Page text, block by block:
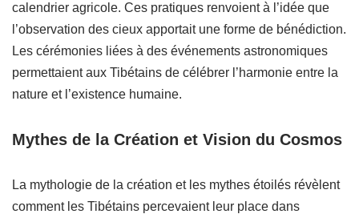
calendrier agricole. Ces pratiques renvoient à l’idée que
l’observation des cieux apportait une forme de bénédiction.
Les cérémonies liées à des événements astronomiques
permettaient aux Tibétains de célébrer l’harmonie entre la
nature et l’existence humaine.
Mythes de la Création et Vision du Cosmos
La mythologie de la création et les mythes étoilés révèlent
comment les Tibétains percevaient leur place dans